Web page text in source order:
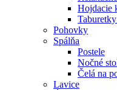
Hojdacie
Pohovky
Spálňa
Postele
Nočné
Čelá na
Lavice